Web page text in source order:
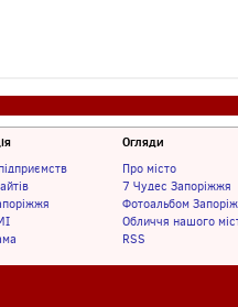
Огляди
Про місто
7 Чудес Запоріжжя
Фотоальбом
Обличчя нашого
RSS